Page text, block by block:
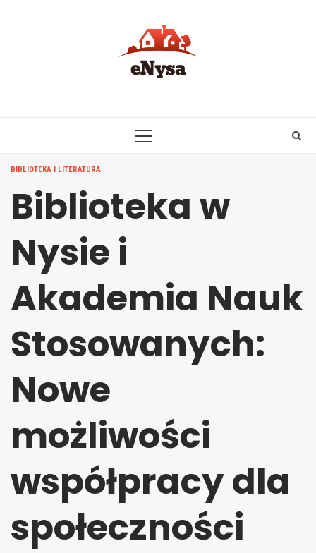
PRIMARY
BIBLIOTEKA I LITERATURA
Biblioteka w
Nysie i
Akademia Nauk
Stosowanych:
Nowe
możliwości
współpracy dla
społeczności